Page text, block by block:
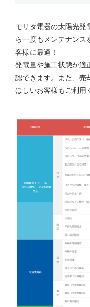
モリタ電器の太陽光発
ら一度もメンテナンス
客様に最適！
発電量や施工状態が適
認できます。また、売
ほしいお客様もご利用